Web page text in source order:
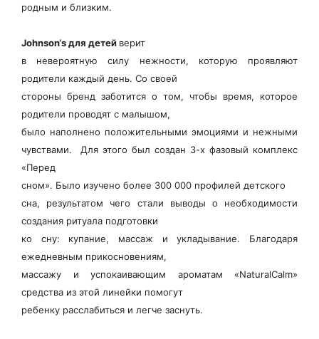
родным и близким.
Johnson‘sдля детей верит
в невероятную силу нежности, которую проявляют
родители каждый день. Со своей
стороны бренд заботится о том, чтобы время, которое
родители проводят с малышом,
было наполнено положительными эмоциями и нежными
чувствами. Для этого был создан 3-х фазовый комплекс
«Перед
сном». Было изучено более 300 000 профилей детского
сна, результатом чего стали выводы о необходимости
создания ритуала подготовки
ко сну: купание, массаж и укладывание. Благодаря
ежедневным прикосновениям,
массажу и успокаивающим ароматам «NaturalCalm»
средства из этой линейки помогут
ребенку расслабиться и легче заснуть.